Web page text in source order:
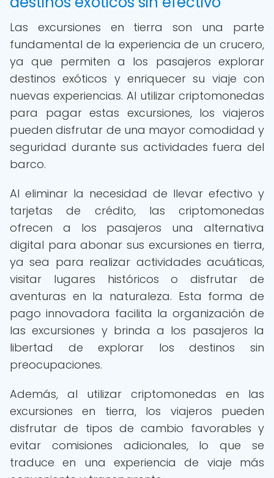
Las excursiones en tierra son una parte
fundamental de la experiencia de un crucero,
ya que permiten a los pasajeros explorar
destinos exóticos y enriquecer su viaje con
nuevas experiencias. Al utilizar criptomonedas
para pagar estas excursiones, los viajeros
pueden disfrutar de una mayor comodidad y
seguridad durante sus actividades fuera del
barco.
Al eliminar la necesidad de llevar efectivo y
tarjetas de crédito, las criptomonedas
ofrecen a los pasajeros una alternativa
digital para abonar sus excursiones en tierra,
ya sea para realizar actividades acuáticas,
visitar lugares históricos o disfrutar de
aventuras en la naturaleza. Esta forma de
pago innovadora facilita la organización de
las excursiones y brinda a los pasajeros la
libertad de explorar los destinos sin
preocupaciones.
Además, al utilizar criptomonedas en las
excursiones en tierra, los viajeros pueden
disfrutar de tipos de cambio favorables y
evitar comisiones adicionales, lo que se
traduce en una experiencia de viaje más